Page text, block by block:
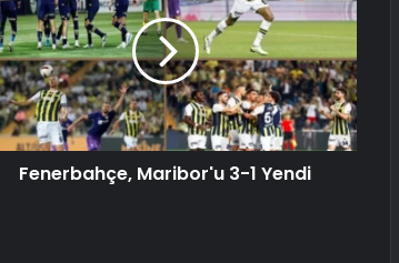
Fenerbahçe, Maribor'u 3-1 Yendi